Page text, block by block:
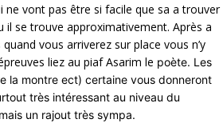
vont pas être si facile que sa a trouver
il se trouve approximativement. Après a
vous arriverez sur place vous n’y
liez au piaf Asarim le poète. Les
la montre ect) certaine vous donneront
très intéressant au niveau du
un rajout très sympa.